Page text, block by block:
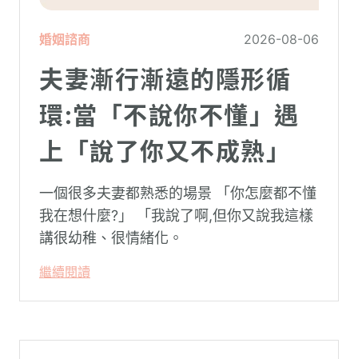
婚姻諮商 2026-08-06
夫妻漸行漸遠的隱形循
環:當「不說你不懂」遇
上「說了你又不成熟」
一個很多夫妻都熟悉的場景 「你怎麼都不懂
我在想什麼?」 「我說了啊,但你又說我這樣
講很幼稚、很情緒化。
繼續閱讀